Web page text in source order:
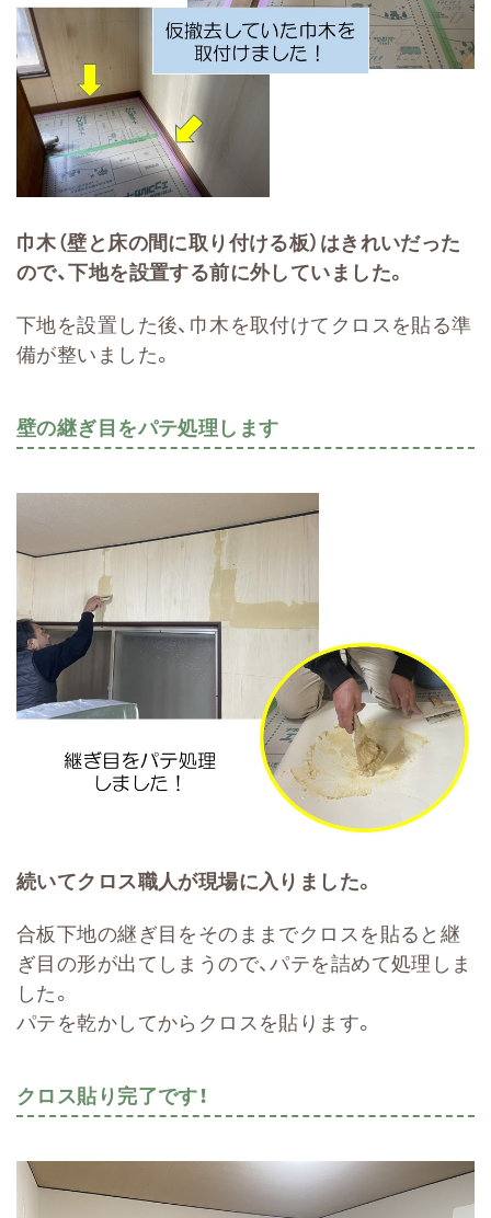
巾木（壁と床の間に取り付ける板）はきれいだった
ので、下地を設置する前に外していました。
下地を設置した後、巾木を取付けてクロスを貼る準
備が整いました。
壁の継ぎ目をパテ処理します
続いてクロス職人が現場に入りました。
合板下地の継ぎ目をそのままでクロスを貼ると継
ぎ目の形が出てしまうので、パテを詰めて処理しま
した。
パテを乾かしてからクロスを貼ります。
クロス貼り完了です！